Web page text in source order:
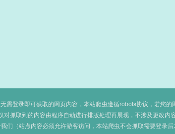
需登录即可获取的网页内容，本站爬虫遵循robots协议，若您
对抓取到的内容由程序自动进行排版处理再展现，不涉及更改内
们（站点内容必须允许游客访问，本站爬虫不会抓取需要登录